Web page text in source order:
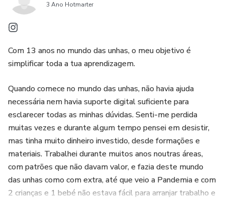
3 Ano Hotmarter
Com 13 anos no mundo das unhas, o meu objetivo é
simplificar toda a tua aprendizagem.
Quando comece no mundo das unhas, não havia ajuda
necessária nem havia suporte digital suficiente para
esclarecer todas as minhas dúvidas. Senti-me perdida
muitas vezes e durante algum tempo pensei em desistir,
mas tinha muito dinheiro investido, desde formações e
materiais. Trabalhei durante muitos anos noutras áreas,
com patrões que não davam valor, e fazia deste mundo
das unhas como com extra, até que veio a Pandemia e com
2 crianças e 1 bebé não estava fácil para arranjar trabalho e